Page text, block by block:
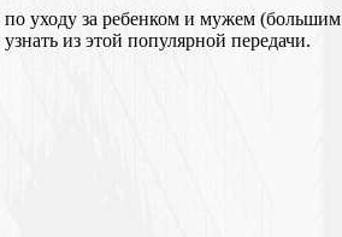
уходу за ребенком и мужем (большим
из этой популярной передачи.